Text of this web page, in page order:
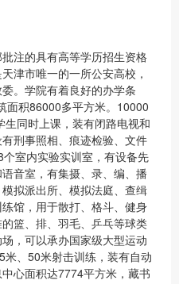
注的具有高等学历招生资格
津市唯一的一所公安高校，
。学院有着良好的办学条
面积86000多平方米。10000
同时上课，装有闭路电视和
刑事照相、痕迹检验、文件
室内实验实训室，有设备先
音室，有集摄、录、编、播
拟派出所、模拟法庭、查缉
馆，用于散打、格斗、健身
篮、排、羽毛、乒乓等球类
，可以承办国家级大型运动
、50米射击训练，装有自动
心面积达7774平方米，藏书